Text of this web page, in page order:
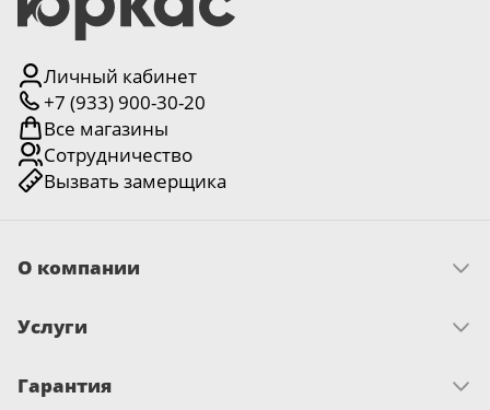
Личный кабинет
+7 (933) 900-30-20
Все магазины
Сотрудничество
Вызвать замерщика
О компании
Миссия и ценности
Новости
Услуги
Замер
Гарантия